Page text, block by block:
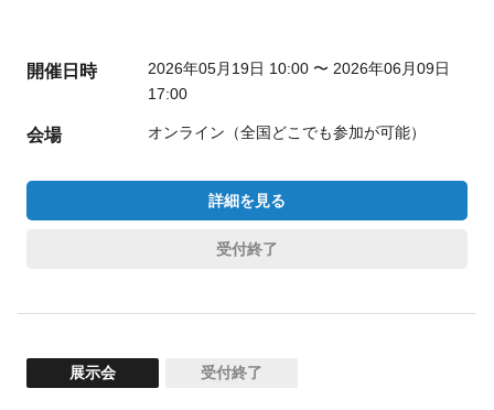
開催日時
2026年05月19日 10:00 〜 2026年06月09日
17:00
会場 オンライン（全国どこでも参加が可能）
詳細を見る
受付終了
展示会 受付終了